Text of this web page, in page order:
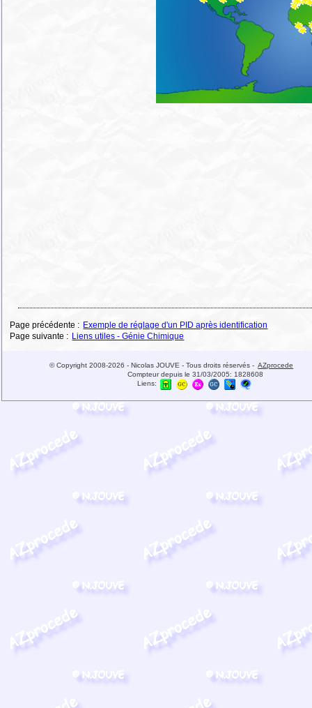
Page précédente : Exemple de réglage d'un PID après identification
Page suivante : Liens utiles - Génie Chimique
© Copyright 2008-2026 - Nicolas JOUVE - Tous droits réservés - AZprocede
Compteur depuis le 31/03/2005: 1828608
Liens: